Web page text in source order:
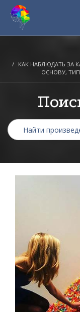
КАК НАБЛЮДАТЬ ЗА
ОСНОВУ,